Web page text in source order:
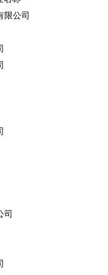
限公司
司